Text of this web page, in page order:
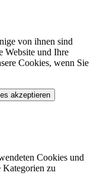
von ihnen sind
Website und Ihre
Cookies, wenn Sie
akzeptieren
Cookies und
zu